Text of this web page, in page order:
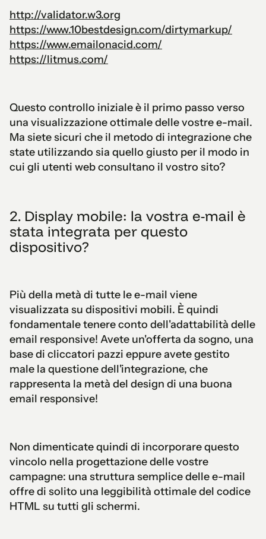
http://validator.w3.org
https://www.10bestdesign.com/dirtymarkup/
https://www.emailonacid.com/
https://litmus.com/
Questo controllo iniziale è il primo passo verso
una visualizzazione ottimale delle vostre e-mail.
Ma siete sicuri che il metodo di integrazione che
state utilizzando sia quello giusto per il modo in
cui gli utenti web consultano il vostro sito?
2. Display mobile: la vostra e-mail è
stata integrata per questo
dispositivo?
Più della metà di tutte le e-mail viene
visualizzata su dispositivi mobili. È quindi
fondamentale tenere conto dell'adattabilità delle
email responsive! Avete un'offerta da sogno, una
base di cliccatori pazzi eppure avete gestito
male la questione dell'integrazione, che
rappresenta la metà del design di una buona
email responsive!
Non dimenticate quindi di incorporare questo
vincolo nella progettazione delle vostre
campagne: una struttura semplice delle e-mail
offre di solito una leggibilità ottimale del codice
HTML su tutti gli schermi.